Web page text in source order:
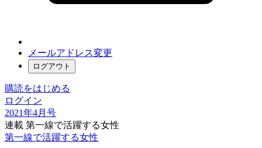
メールアドレス変更
ログアウト
購読をはじめる
ログイン
2021年4月号
連載 第一線で活躍する女性
第一線で活躍する女性